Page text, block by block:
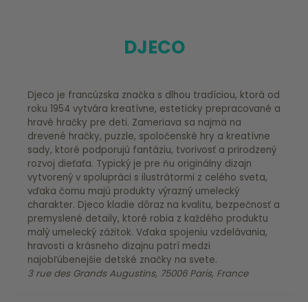
DJECO
Djeco je francúzska značka s dlhou tradíciou, ktorá od
roku 1954 vytvára kreatívne, esteticky prepracované a
hravé hračky pre deti. Zameriava sa najmä na
drevené hračky, puzzle, spoločenské hry a kreatívne
sady, ktoré podporujú fantáziu, tvorivosť a prirodzený
rozvoj dieťaťa. Typický je pre ňu originálny dizajn
vytvorený v spolupráci s ilustrátormi z celého sveta,
vďaka čomu majú produkty výrazný umelecký
charakter. Djeco kladie dôraz na kvalitu, bezpečnosť a
premyslené detaily, ktoré robia z každého produktu
malý umelecký zážitok. Vďaka spojeniu vzdelávania,
hravosti a krásneho dizajnu patrí medzi
najobľúbenejšie detské značky na svete.
3 rue des Grands Augustins, 75006 Paris, France